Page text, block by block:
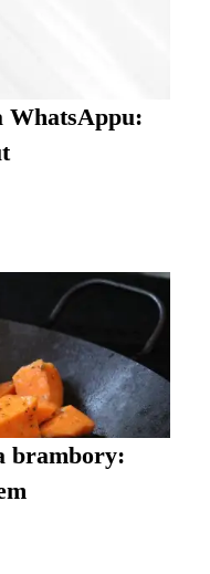
WhatsAppu:
brambory: